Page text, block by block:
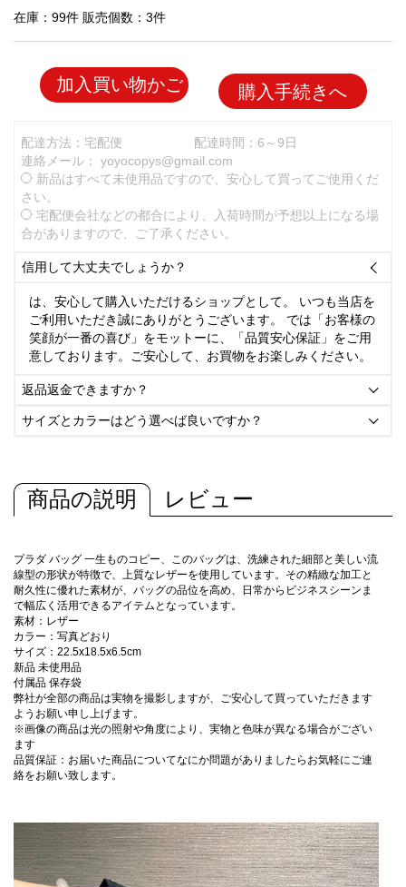
在庫：99件 販売個数：3件
加入買い物かご 購入手続きへ
配達方法：宅配便
配達時間：6～9日
連絡メール： yoyocopys@gmail.com
新品はすべて未使用品ですので、安心して買ってご使用くだ
さい。
宅配便会社などの都合により、入荷時間が予想以上になる場
合がありますので、ご了承ください。
信用して大丈夫でしょうか？ 
は、安心して購入いただけるショップとして。 いつも当店を
ご利用いただき誠にありがとうございます。 では「お客様の
笑顔が一番の喜び」をモットーに、「品質安心保証」をご用
意しております。ご安心して、お買物をお楽しみください。
返品返金できますか？ 
サイズとカラーはどう選べば良いですか？ 
商品の説明 レビュー
プラダ バッグ 一生ものコピー、このバッグは、洗練された細部と美しい流
線型の形状が特徴で、上質なレザーを使用しています。その精緻な加工と
耐久性に優れた素材が、バッグの品位を高め、日常からビジネスシーンま
で幅広く活用できるアイテムとなっています。
素材：レザー
カラー：写真どおり
サイズ：22.5x18.5x6.5cm
新品 未使用品
付属品 保存袋
弊社が全部の商品は実物を撮影しますが、ご安心して買っていただきます
ようお願い申し上げます。
※画像の商品は光の照射や角度により、実物と色味が異なる場合がござい
ます
品質保証：お届いた商品についてなにか問題がありましたらお気軽にご連
絡をお願い致します。